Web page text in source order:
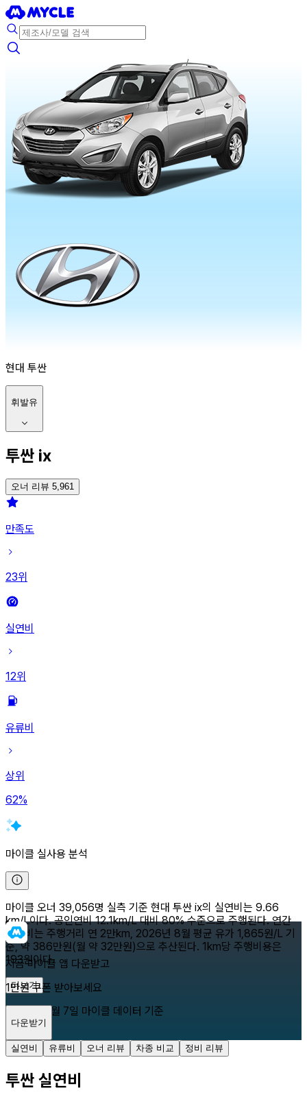
현대 투싼
휘발유
투싼 ix
오너 리뷰 5,961
만족도
23위
실연비
12위
유류비
상위
62%
마이클 실사용 분석
마이클 오너 39,056명 실측 기준 현대 투싼 ix의 실연비는 9.66
km/L이다. 공인연비 12.1km/L 대비 80% 수준으로 주행된다. 연간
유류비는 주행거리 연 2만km, 2026년 8월 평균 유가 1,865원/L 기
준, 약 386만원(월 약 32만원)으로 추산된다. 1km당 주행비용은
193원이다.
더보기
2026년 8월 7일 마이클 데이터 기준
지금 마이클 앱 다운받고
1만원 쿠폰 받아보세요
다운받기
실연비 유류비 오너 리뷰 차종 비교 정비 리뷰
투싼 실연비